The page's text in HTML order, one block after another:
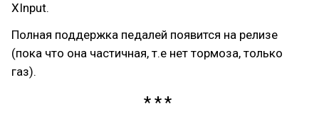
XInput.
Полная поддержка педалей появится на релизе
(пока что она частичная, т.е нет тормоза, только
газ).